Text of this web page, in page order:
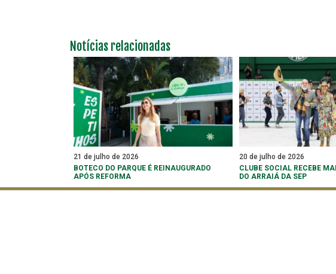
Notícias relacionadas
21 de julho de 2026
BOTECO DO PARQUE É REINAUGURADO
APÓS REFORMA
20 de julho de 2026
CLUBE SOCIAL RECEBE
DO ARRAIÁ DA SEP